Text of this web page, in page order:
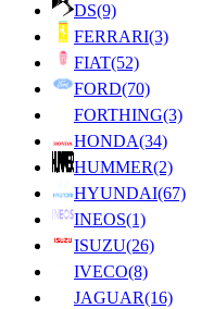
DS(9)
FERRARI(3)
FIAT(52)
FORD(70)
FORTHING(3)
HONDA(34)
HUMMER(2)
HYUNDAI(67)
INEOS(1)
ISUZU(26)
IVECO(8)
JAGUAR(16)